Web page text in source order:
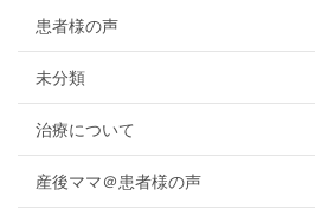
患者様の声
未分類
治療について
産後ママ＠患者様の声